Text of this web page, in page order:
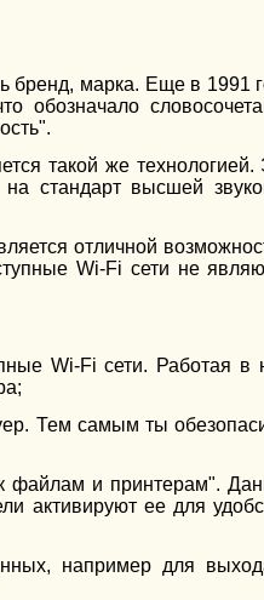
бренд, марка. Еще в 1991
обозначало
такой же технологией.
стандарт высшей
отличной
Wi-Fi сети не
Wi-Fi сети. Работая в
Тем самым ты
файлам и принтерам".
активируют ее для
например для